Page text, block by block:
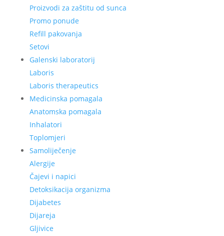
Proizvodi za zaštitu od sunca
Promo ponude
Refill pakovanja
Setovi
Galenski laboratorij
Laboris
Laboris therapeutics
Medicinska pomagala
Anatomska pomagala
Inhalatori
Toplomjeri
Samoliječenje
Alergije
Čajevi i napici
Detoksikacija organizma
Dijabetes
Dijareja
Gljivice